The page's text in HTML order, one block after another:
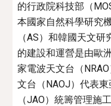
的行政院科技部（
本國家自然科學研究
（AS）和韓國天文
的建設和運營是由歐
家電波天文台（
文台（NAOJ）代表
（JAO）統籌管理施